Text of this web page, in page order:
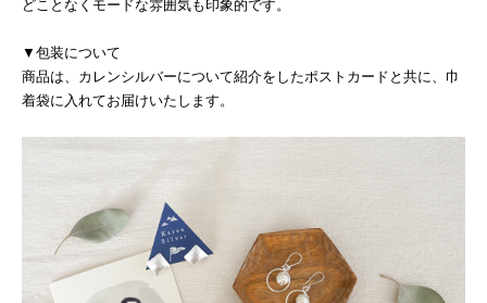
どことなくモードな雰囲気も印象的です。
▼包装について
商品は、カレンシルバーについて紹介をしたポストカードと共に、巾
着袋に入れてお届けいたします。